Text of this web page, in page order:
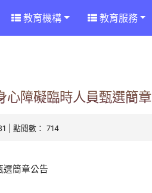
教育機構 教育服務
心障礙臨時人員甄選簡章
| 點閱數： 714
選簡章公告